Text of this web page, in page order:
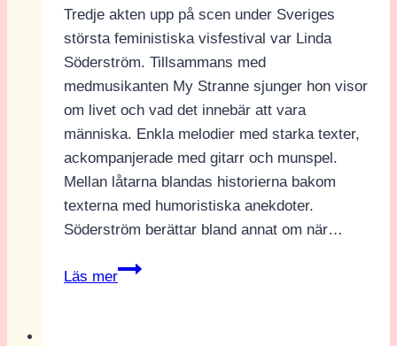
Tredje akten upp på scen under Sveriges
största feministiska visfestival var Linda
Söderström. Tillsammans med
medmusikanten My Stranne sjunger hon visor
om livet och vad det innebär att vara
människa. Enkla melodier med starka texter,
ackompanjerade med gitarr och munspel.
Mellan låtarna blandas historierna bakom
texterna med humoristiska anekdoter.
Söderström berättar bland annat om när…
Läs mer
Låtar